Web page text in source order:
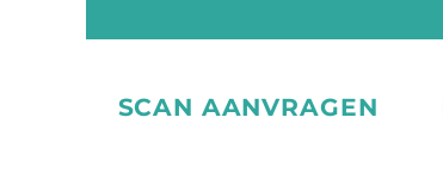
SCAN AANVRAGEN